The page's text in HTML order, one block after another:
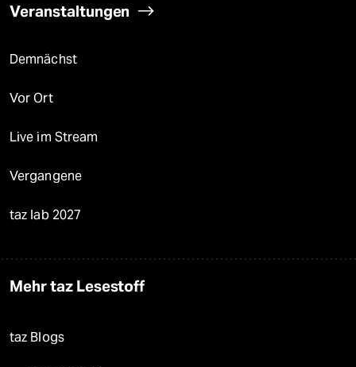
Veranstaltungen
Demnächst
Vor Ort
Live im Stream
Vergangene
taz lab 2027
Mehr taz Lesestoff
taz Blogs